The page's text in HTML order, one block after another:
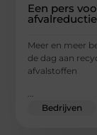
Een pers
afvalreductie
Meer en meer
de dag aan
afvalstoffen
...
Bedrijven